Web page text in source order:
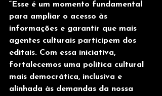
“Esse é um momento fundamental
para ampliar o acesso às
informações e garantir que mais
agentes culturais participem dos
editais. Com essa iniciativa,
fortalecemos uma política cultural
mais democrática, inclusiva e
alinhada às demandas da nossa